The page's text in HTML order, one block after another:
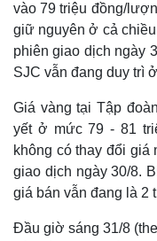
vào 79 triệu đồng/
giữ nguyên ở cả
phiên giao dịch ngày
SJC vẫn đang duy trì
Giá vàng tại Tập
yết ở mức 79 - 81
không có thay đổi giá
giao dịch ngày 30/8.
giá bán vẫn đang là 2
Đầu giờ sáng 31/8